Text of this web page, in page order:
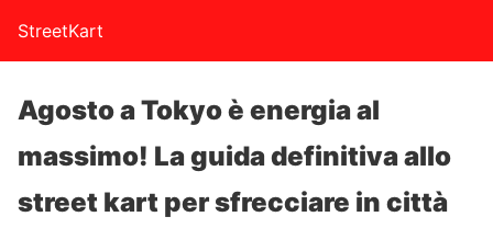
StreetKart
Agosto a Tokyo è energia al
massimo! La guida definitiva allo
street kart per sfrecciare in città